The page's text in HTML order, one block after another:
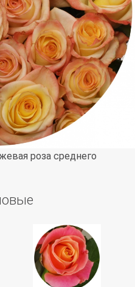
роза среднего